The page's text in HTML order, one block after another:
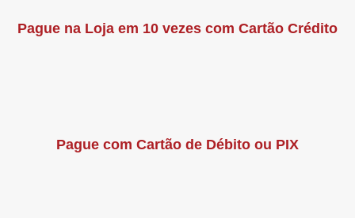
Pague na Loja em 10 vezes com Cartão Crédito
Pague com Cartão de Débito ou PIX